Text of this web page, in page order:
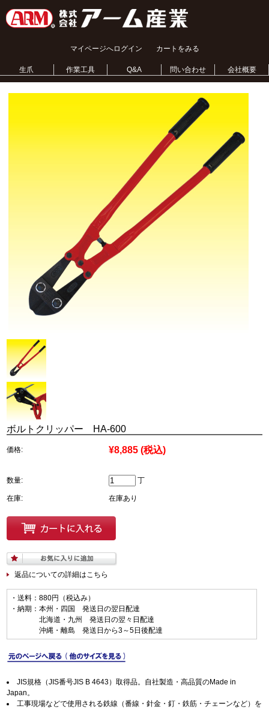
マイページへログイン カートをみる
生爪 作業工具 Q&A 問い合わせ 会社概要
ボルトクリッパー HA-600
価格: ¥8,885 (税込)
数量: 丁
在庫: 在庫あり
返品についての詳細はこちら
・送料：880円（税込み）
・納期：本州・四国 発送日の翌日配達
北海道・九州 発送日の翌々日配達
沖縄・離島 発送日から3～5日後配達
JIS規格（JIS番号JIS B 4643）取得品。自社製造・高品質のMade in
Japan。
工事現場などで使用される鉄線（番線・針金・釘・鉄筋・チェーンなど）を